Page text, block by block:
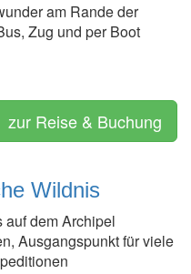
am Rande der
Zug und per Boot
zur Reise & Buchung
Wildnis
auf dem Archipel
Ausgangspunkt für viele